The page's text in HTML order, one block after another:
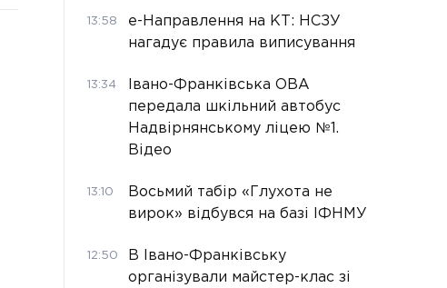
13:58
е-Направлення на КТ: НСЗУ
нагадує правила виписування
13:34
Івано-Франківська ОВА
передала шкільний автобус
Надвірнянському ліцею №1.
Відео
13:10
Восьмий табір «Глухота не
вирок» відбувся на базі ІФНМУ
12:50
В Івано-Франківську
організували майстер-клас зі